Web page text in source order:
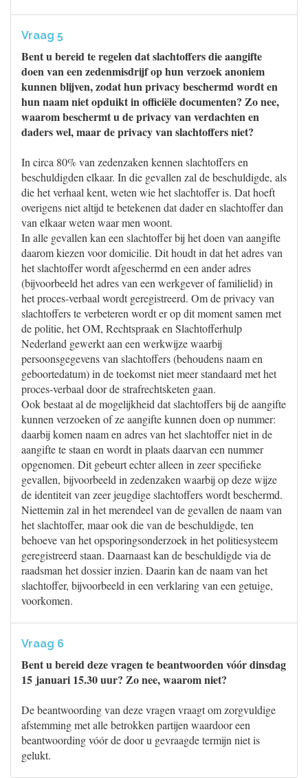
Vraag 5
Bent u bereid te regelen dat slachtoffers die aangifte
doen van een zedenmisdrijf op hun verzoek anoniem
kunnen blijven, zodat hun privacy beschermd wordt en
hun naam niet opduikt in officiële documenten? Zo nee,
waarom beschermt u de privacy van verdachten en
daders wel, maar de privacy van slachtoffers niet?
In circa 80% van zedenzaken kennen slachtoffers en
beschuldigden elkaar. In die gevallen zal de beschuldigde, als
die het verhaal kent, weten wie het slachtoffer is. Dat hoeft
overigens niet altijd te betekenen dat dader en slachtoffer dan
van elkaar weten waar men woont.
In alle gevallen kan een slachtoffer bij het doen van aangifte
daarom kiezen voor domicilie. Dit houdt in dat het adres van
het slachtoffer wordt afgeschermd en een ander adres
(bijvoorbeeld het adres van een werkgever of familielid) in
het proces-verbaal wordt geregistreerd. Om de privacy van
slachtoffers te verbeteren wordt er op dit moment samen met
de politie, het OM, Rechtspraak en Slachtofferhulp
Nederland gewerkt aan een werkwijze waarbij
persoonsgegevens van slachtoffers (behoudens naam en
geboortedatum) in de toekomst niet meer standaard met het
proces-verbaal door de strafrechtsketen gaan.
Ook bestaat al de mogelijkheid dat slachtoffers bij de aangifte
kunnen verzoeken of ze aangifte kunnen doen op nummer:
daarbij komen naam en adres van het slachtoffer niet in de
aangifte te staan en wordt in plaats daarvan een nummer
opgenomen. Dit gebeurt echter alleen in zeer specifieke
gevallen, bijvoorbeeld in zedenzaken waarbij op deze wijze
de identiteit van zeer jeugdige slachtoffers wordt beschermd.
Niettemin zal in het merendeel van de gevallen de naam van
het slachtoffer, maar ook die van de beschuldigde, ten
behoeve van het opsporingsonderzoek in het politiesysteem
geregistreerd staan. Daarnaast kan de beschuldigde via de
raadsman het dossier inzien. Daarin kan de naam van het
slachtoffer, bijvoorbeeld in een verklaring van een getuige,
voorkomen.
Vraag 6
Bent u bereid deze vragen te beantwoorden vóór dinsdag
15 januari 15.30 uur? Zo nee, waarom niet?
De beantwoording van deze vragen vraagt om zorgvuldige
afstemming met alle betrokken partijen waardoor een
beantwoording vóór de door u gevraagde termijn niet is
gelukt.